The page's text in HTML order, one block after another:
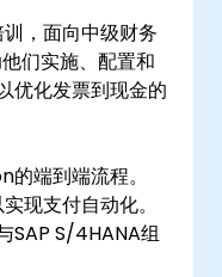
，面向中级财务
们实施、配置和
优化发票到现金的
端到端流程。
现支付自动化。
SAP S/4HANA组